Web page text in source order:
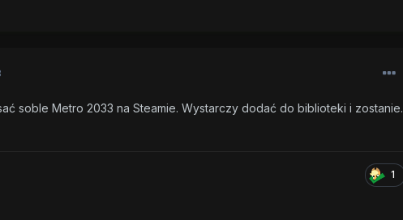
sobIe Metro 2033 na Steamie. Wystarczy dodać do biblioteki i zostanie.
1